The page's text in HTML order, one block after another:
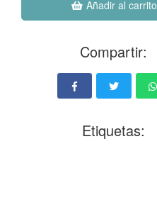
Añadir al carrito
Compartir:
Etiquetas: